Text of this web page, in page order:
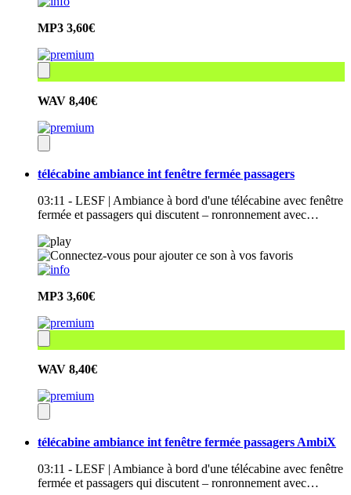
MP3 3,60€
WAV 8,40€
télécabine ambiance int fenêtre fermée passagers
03:11 - LESF | Ambiance à bord d'une télécabine avec fenêtre
fermée et passagers qui discutent – ronronnement avec…
MP3 3,60€
WAV 8,40€
télécabine ambiance int fenêtre fermée passagers AmbiX
03:11 - LESF | Ambiance à bord d'une télécabine avec fenêtre
fermée et passagers qui discutent – ronronnement avec…